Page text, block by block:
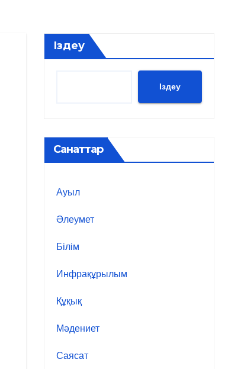
Іздеу
Іздеу
Санаттар
Ауыл
Әлеумет
Білім
Инфрақұрылым
Құқық
Мәдениет
Саясат